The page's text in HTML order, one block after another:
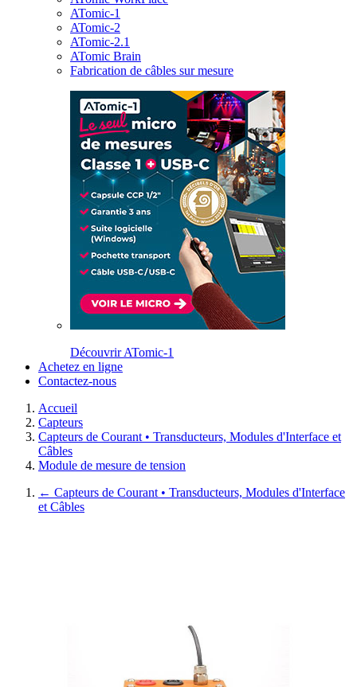
ATomic-1
ATomic-2
ATomic-2.1
ATomic Brain
Fabrication de câbles sur mesure
Découvrir ATomic-1
Achetez en ligne
Contactez-nous
Accueil
Capteurs
Capteurs de Courant • Transducteurs, Modules d'Interface et
Câbles
Module de mesure de tension
← Capteurs de Courant • Transducteurs, Modules d'Interface
et Câbles